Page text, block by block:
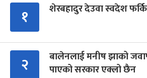
१ शेरबहादुर देउवा स्वदेश
२
बालेनलाई मनीष झाको
पाएको सरकार एक्लो छैन